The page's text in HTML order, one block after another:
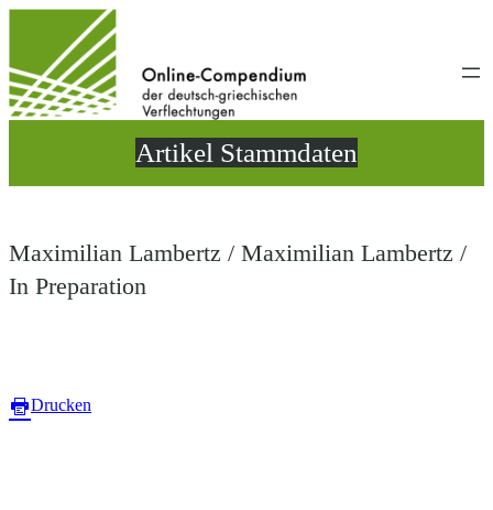
wechseln
Artikel Stammdaten
Maximilian Lambertz / Maximilian Lambertz /
In Preparation
Drucken